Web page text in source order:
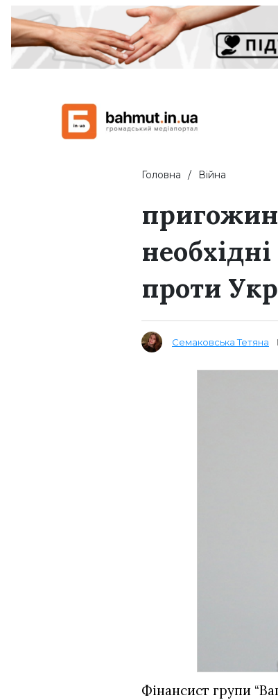
Головна Війна
проти
Семаковська Тетяна
Фінансист групи